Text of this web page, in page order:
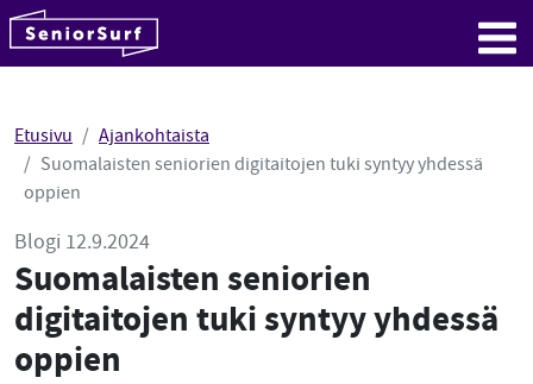
Hyppää sisältöön
Etusivu
Ajankohtaista
Suomalaisten seniorien digitaitojen tuki syntyy yhdessä
oppien
Blogi 12.9.2024
Suomalaisten seniorien
digitaitojen tuki syntyy yhdessä
oppien